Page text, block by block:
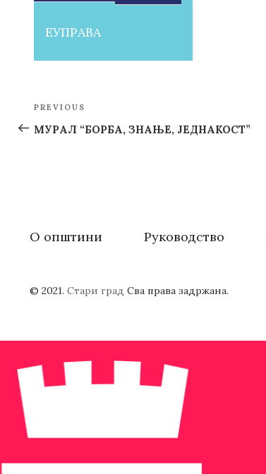
ЕУПРАВА
Post
navigation
Previous
Post
PREVIOUS
МУРАЛ “БОРБА, ЗНАЊЕ, ЈЕДНАКОСТ”
О општини Руководство
© 2021. Стари град Сва права задржана.